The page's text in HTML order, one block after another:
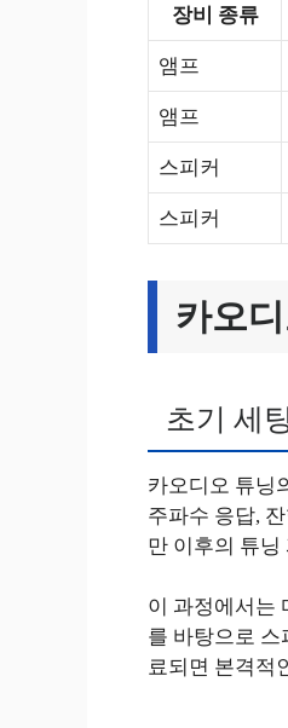
장비 종류
앰프
앰프
스피커
스피커
카오
초기 세
카오디오 튜닝
주파수 응답,
만 이후의 튜닝
이 과정에서는
를 바탕으로
료되면 본격적